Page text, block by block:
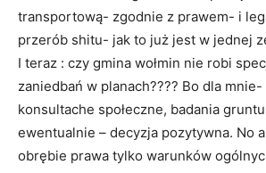
transportową- zgodnie z prawem- i
przerób shitu- jak to już jest w jednej
I teraz : czy gmina wołmin nie robi
zaniedbań w planach???? Bo dla
konsultache społeczne, badania
ewentualnie – decyzja pozytywna. No
obrębie prawa tylko warunków